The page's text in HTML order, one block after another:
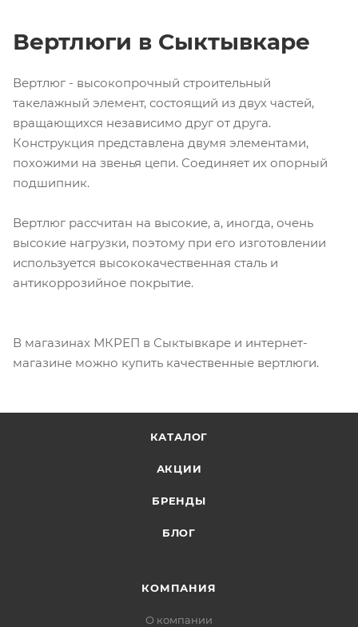
Вертлюги в Сыктывкаре
Вертлюг - высокопрочный строительный
такелажный элемент, состоящий из двух частей,
вращающихся независимо друг от друга.
Конструкция представлена двумя элементами,
похожими на звенья цепи. Соединяет их опорный
подшипник.
Вертлюг рассчитан на высокие, а, иногда, очень
высокие нагрузки, поэтому при его изготовлении
используется высококачественная сталь и
антикоррозийное покрытие.
В магазинах МКРЕП в Сыктывкаре и интернет-
магазине можно купить качественные вертлюги.
КАТАЛОГ
АКЦИИ
БРЕНДЫ
БЛОГ
КОМПАНИЯ
О компании